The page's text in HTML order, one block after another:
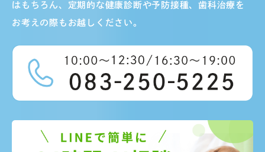
はもちろん、定期的な健康診断や予防接種、歯科治療を
お考えの際もお越しください。